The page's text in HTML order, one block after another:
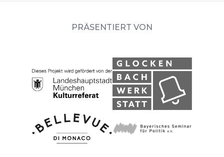
PRÄSENTIERT VON